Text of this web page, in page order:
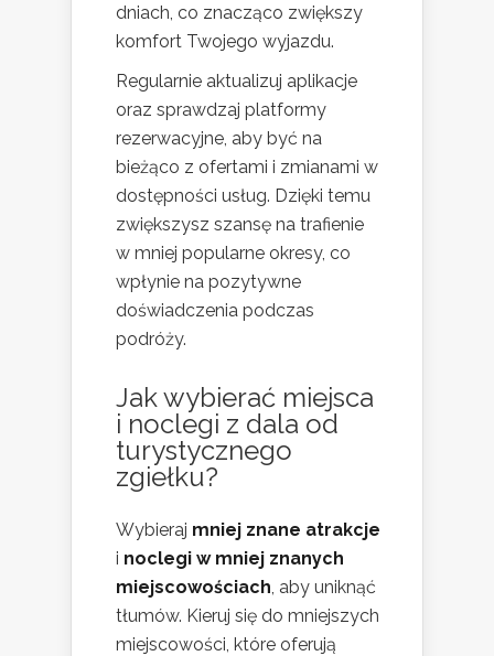
dniach, co znacząco zwiększy
komfort Twojego wyjazdu.
Regularnie aktualizuj aplikacje
oraz sprawdzaj platformy
rezerwacyjne, aby być na
bieżąco z ofertami i zmianami w
dostępności usług. Dzięki temu
zwiększysz szansę na trafienie
w mniej popularne okresy, co
wpłynie na pozytywne
doświadczenia podczas
podróży.
Jak wybierać miejsca
i noclegi z dala od
turystycznego
zgiełku?
Wybieraj mniej znane atrakcje
i noclegi w mniej znanych
miejscowościach , aby uniknąć
tłumów. Kieruj się do mniejszych
miejscowości, które oferują